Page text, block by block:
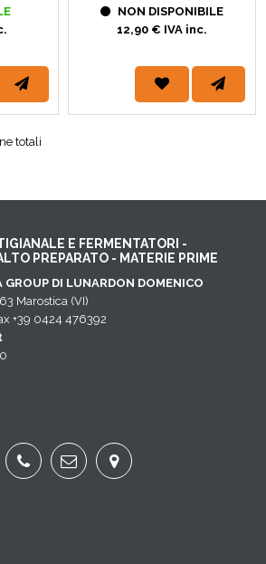
NON DISPONIBILE
12,90 € IVA inc.
totali
E FERMENTATORI -
PREPARATO - MATERIE PRIME
GROUP DI LUNARDON DOMENICO
Marostica (VI)
+39 0424 476392